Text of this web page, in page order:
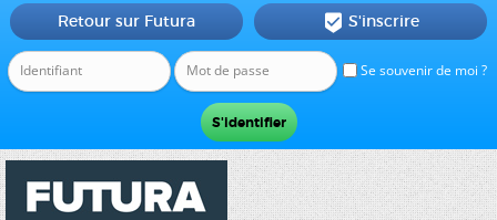
Se souvenir de moi ?
Retour sur Futura  S'inscrire